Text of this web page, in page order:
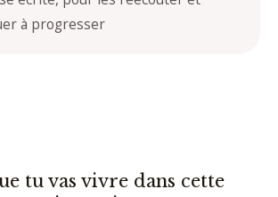
à progresser
tu vas vivre dans cette